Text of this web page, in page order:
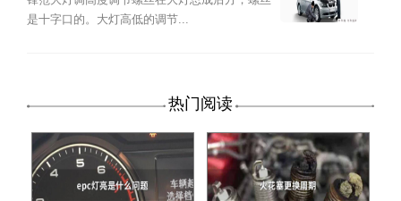
是十字口的。大灯高低的调节...
热门阅读